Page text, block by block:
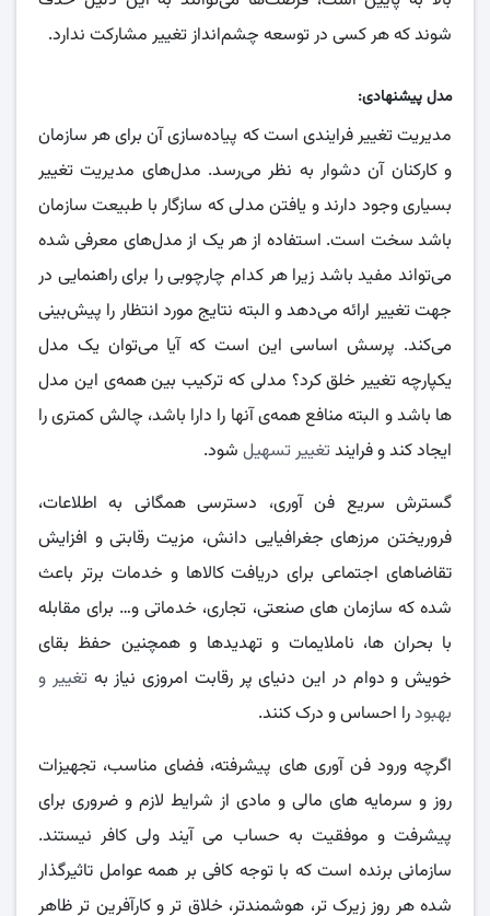
شوند که هر کسی در توسعه چشم‌انداز تغییر مشارکت ندارد.
مدل پیشنهادی:
مدیریت تغییر فرایندی است که پیاده‌سازی آن برای هر سازمان
و کارکنان آن دشوار به نظر می‌رسد. مدل‌های مدیریت تغییر
بسیاری وجود دارند و یافتن مدلی که سازگار با طبیعت سازمان
باشد سخت است. استفاده از هر یک از مدل‌های معرفی شده
می‌تواند مفید باشد زیرا هر کدام چارچوبی را برای راهنمایی در
جهت تغییر ارائه می‌دهد و البته نتایج مورد انتظار را پیش‌بینی
می‌کند. پرسش اساسی این است که آیا می‌توان یک مدل
یکپارچه تغییر خلق کرد؟ مدلی که ترکیب بین همه‌ی این مدل
ها باشد و البته منافع همه‌ی آنها را دارا باشد، چالش کمتری را
ایجاد کند و فرایند تغییر تسهیل شود.
گسترش سریع فن آوری، دسترسی همگانی به اطلاعات،
فروریختن مرزهای جغرافیایی دانش، مزیت رقابتی و افزایش
تقاضاهای اجتماعی برای دریافت کالاها و خدمات برتر باعث
شده که سازمان های صنعتی، تجاری، خدماتی و… برای مقابله
با بحران ها، ناملایمات و تهدیدها و همچنین حفظ بقای
خویش و دوام در این دنیای پر رقابت امروزی نیاز به تغییر و
بهبودرا احساس و درک کنند.
اگرچه ورود فن آوری های پیشرفته، فضای مناسب، تجهیزات
روز و سرمایه های مالی و مادی از شرایط لازم و ضروری برای
پیشرفت و موفقیت به حساب می آیند ولی کافر نیستند.
سازمانی برنده است که با توجه کافی بر همه عوامل تاثیرگذار
شده هر روز زیرک تر، هوشمندتر، خلاق تر و کارآفرین تر ظاهر